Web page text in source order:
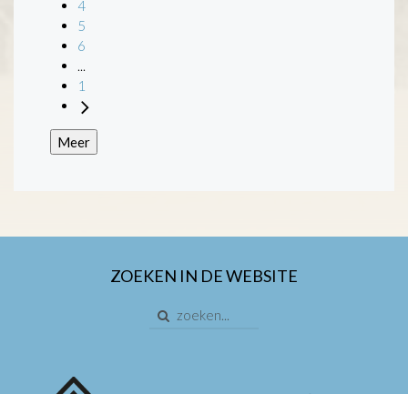
4
5
6
1
Meer
ZOEKEN IN DE WEBSITE